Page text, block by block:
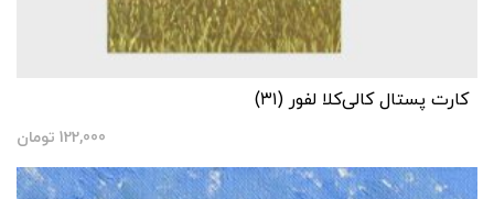
کارت پستال کالی‌کلا لفور (۳۱)
122,000 تومان